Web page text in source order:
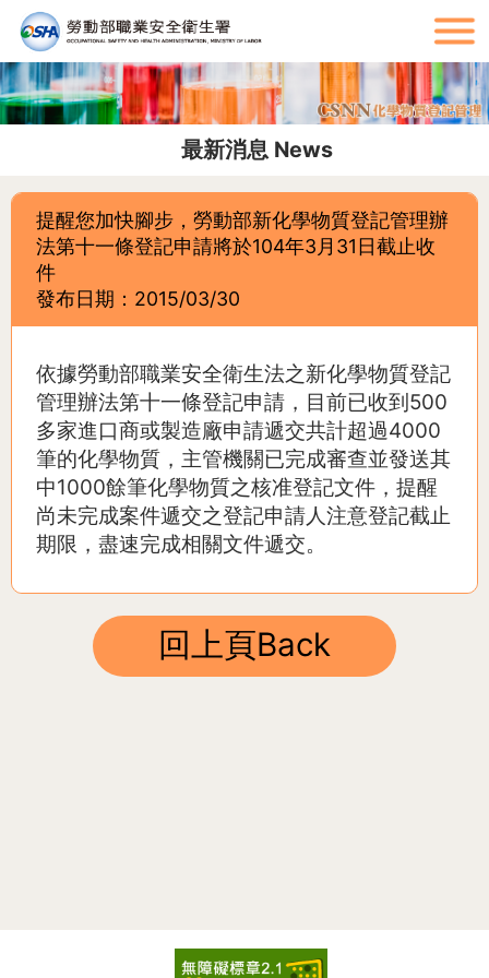
最新消息 News
提醒您加快腳步，勞動部新化學物質登記管理辦
法第十一條登記申請將於104年3月31日截止收
件
發布日期：2015/03/30
依據勞動部職業安全衛生法之新化學物質登記
管理辦法第十一條登記申請，目前已收到500
多家進口商或製造廠申請遞交共計超過4000
筆的化學物質，主管機關已完成審查並發送其
中1000餘筆化學物質之核准登記文件，提醒
尚未完成案件遞交之登記申請人注意登記截止
期限，盡速完成相關文件遞交。